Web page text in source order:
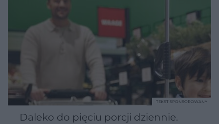
Daleko do pięciu porcji dziennie.
TEKST SPONSOROWANY